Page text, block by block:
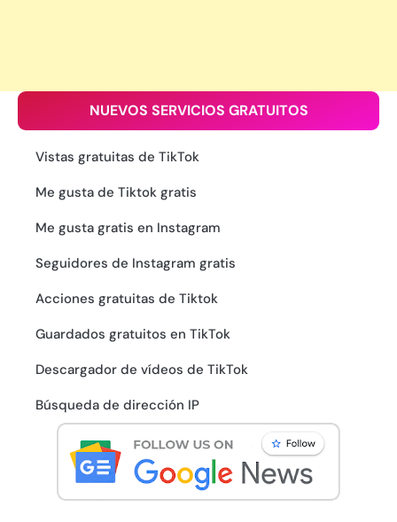
NUEVOS SERVICIOS GRATUITOS
Vistas gratuitas de TikTok
Me gusta de Tiktok gratis
Me gusta gratis en Instagram
Seguidores de Instagram gratis
Acciones gratuitas de Tiktok
Guardados gratuitos en TikTok
Descargador de vídeos de TikTok
Búsqueda de dirección IP